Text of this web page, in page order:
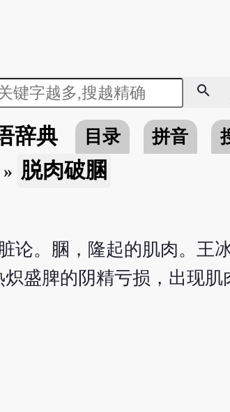
search
辞典 目录 拼音
脱肉破䐃
论。䐃，隆起的肌肉。王
盛脾的阴精亏损，出现肌